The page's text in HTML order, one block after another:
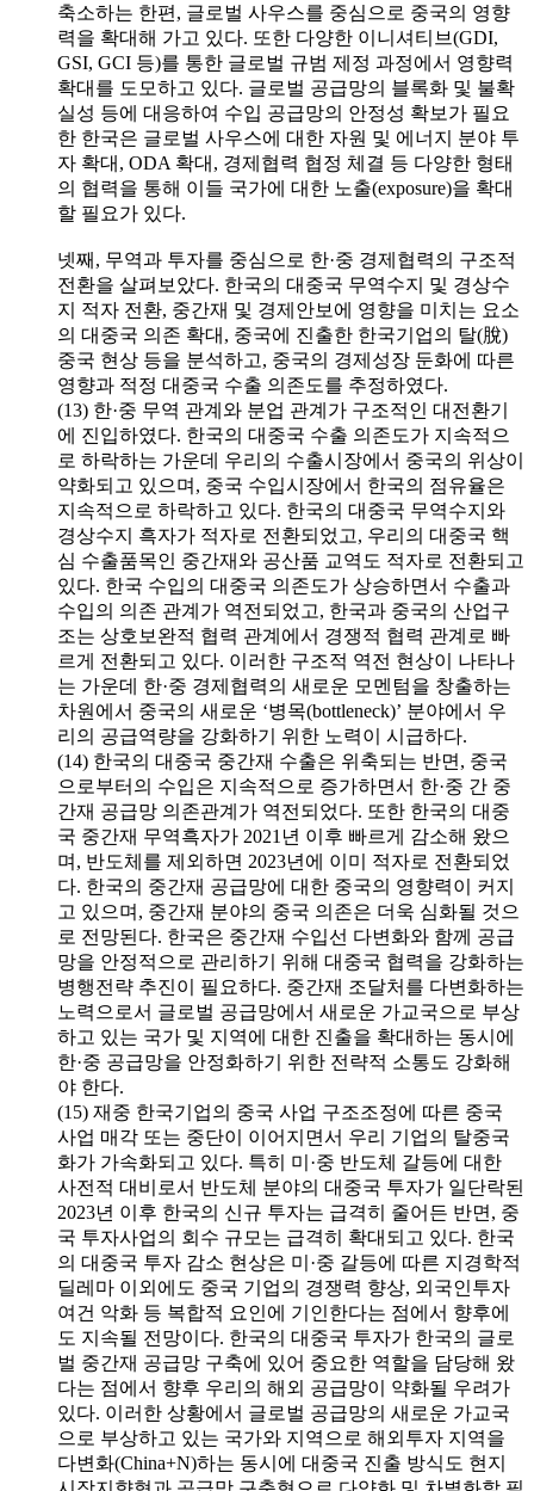
축소하는 한편, 글로벌 사우스를 중심으로 중국의 영향
력을 확대해 가고 있다. 또한 다양한 이니셔티브(GDI,
GSI, GCI 등)를 통한 글로벌 규범 제정 과정에서 영향력
확대를 도모하고 있다. 글로벌 공급망의 블록화 및 불확
실성 등에 대응하여 수입 공급망의 안정성 확보가 필요
한 한국은 글로벌 사우스에 대한 자원 및 에너지 분야 투
자 확대, ODA 확대, 경제협력 협정 체결 등 다양한 형태
의 협력을 통해 이들 국가에 대한 노출(exposure)을 확대
할 필요가 있다.
넷째, 무역과 투자를 중심으로 한·중 경제협력의 구조적
전환을 살펴보았다. 한국의 대중국 무역수지 및 경상수
지 적자 전환, 중간재 및 경제안보에 영향을 미치는 요소
의 대중국 의존 확대, 중국에 진출한 한국기업의 탈(脫)
중국 현상 등을 분석하고, 중국의 경제성장 둔화에 따른
영향과 적정 대중국 수출 의존도를 추정하였다.
(13) 한·중 무역 관계와 분업 관계가 구조적인 대전환기
에 진입하였다. 한국의 대중국 수출 의존도가 지속적으
로 하락하는 가운데 우리의 수출시장에서 중국의 위상이
약화되고 있으며, 중국 수입시장에서 한국의 점유율은
지속적으로 하락하고 있다. 한국의 대중국 무역수지와
경상수지 흑자가 적자로 전환되었고, 우리의 대중국 핵
심 수출품목인 중간재와 공산품 교역도 적자로 전환되고
있다. 한국 수입의 대중국 의존도가 상승하면서 수출과
수입의 의존 관계가 역전되었고, 한국과 중국의 산업구
조는 상호보완적 협력 관계에서 경쟁적 협력 관계로 빠
르게 전환되고 있다. 이러한 구조적 역전 현상이 나타나
는 가운데 한·중 경제협력의 새로운 모멘텀을 창출하는
차원에서 중국의 새로운 ‘병목(bottleneck)’ 분야에서 우
리의 공급역량을 강화하기 위한 노력이 시급하다.
(14) 한국의 대중국 중간재 수출은 위축되는 반면, 중국
으로부터의 수입은 지속적으로 증가하면서 한·중 간 중
간재 공급망 의존관계가 역전되었다. 또한 한국의 대중
국 중간재 무역흑자가 2021년 이후 빠르게 감소해 왔으
며, 반도체를 제외하면 2023년에 이미 적자로 전환되었
다. 한국의 중간재 공급망에 대한 중국의 영향력이 커지
고 있으며, 중간재 분야의 중국 의존은 더욱 심화될 것으
로 전망된다. 한국은 중간재 수입선 다변화와 함께 공급
망을 안정적으로 관리하기 위해 대중국 협력을 강화하는
병행전략 추진이 필요하다. 중간재 조달처를 다변화하는
노력으로서 글로벌 공급망에서 새로운 가교국으로 부상
하고 있는 국가 및 지역에 대한 진출을 확대하는 동시에
한·중 공급망을 안정화하기 위한 전략적 소통도 강화해
야 한다.
(15) 재중 한국기업의 중국 사업 구조조정에 따른 중국
사업 매각 또는 중단이 이어지면서 우리 기업의 탈중국
화가 가속화되고 있다. 특히 미·중 반도체 갈등에 대한
사전적 대비로서 반도체 분야의 대중국 투자가 일단락된
2023년 이후 한국의 신규 투자는 급격히 줄어든 반면, 중
국 투자사업의 회수 규모는 급격히 확대되고 있다. 한국
의 대중국 투자 감소 현상은 미·중 갈등에 따른 지경학적
딜레마 이외에도 중국 기업의 경쟁력 향상, 외국인투자
여건 악화 등 복합적 요인에 기인한다는 점에서 향후에
도 지속될 전망이다. 한국의 대중국 투자가 한국의 글로
벌 중간재 공급망 구축에 있어 중요한 역할을 담당해 왔
다는 점에서 향후 우리의 해외 공급망이 약화될 우려가
있다. 이러한 상황에서 글로벌 공급망의 새로운 가교국
으로 부상하고 있는 국가와 지역으로 해외투자 지역을
다변화(China+N)하는 동시에 대중국 진출 방식도 현지